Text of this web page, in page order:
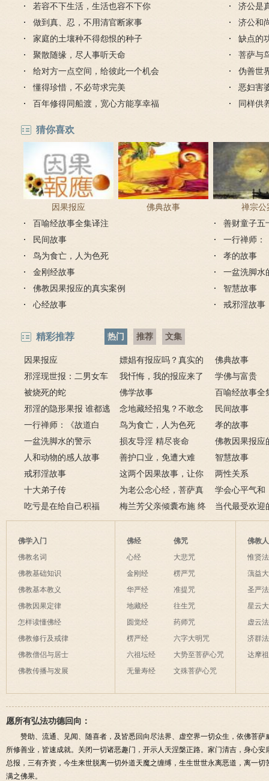
若容不下生活，生活也容不下你
做到真、忍，不用清官断家事
家庭的土壤种不得怨恨的种子
聚散随缘，尽人事听天命
给对方一点空间，给彼此一个机会
懂得珍惜，不必苛求完美
百年修得同船渡，宽心方能享幸福
济公是
济公和
缺点的
菩萨与
伪善世
恶妇害
同样供
猜你喜欢
因果报应 佛典故事
禅宗公
百喻经故事全集译注
善财童子五
民间故事
一行禅师：
鸟为食亡，人为色死
孝的故事
金刚经故事
一盆洗脚水
佛教因果报应的真实案例
智慧故事
心经故事
戒邪淫故事
精彩推荐 热门 推荐 文集
因果报应
嫖娼有报应吗？真实的
嫖娼报应
佛典故事
邪淫现世报：二男女车
上纵欲酿车祸被烧死
我忏悔，我的报应来了
－淫人妻者，妻淫人
学佛与富贵
被烧死的蛇
佛学故事
百喻经故事全
邪淫的隐形果报 谁都逃
不掉
念地藏经招鬼？不敢念
地藏经的请进来
民间故事
一行禅师：《故道白
云》
鸟为食亡，人为色死
孝的故事
一盆洗脚水的警示
损友导淫 精尽丧命
佛教因果报应
例
人和动物的感人故事 善护口业，免遭大难
智慧故事
戒邪淫故事
这两个因果故事，让你
了解什么是业障
两性关系
十大弟子传
为老公念心经，菩萨真
的加持为其开智慧了
学会心平气和
吃亏是在给自己积福
梅兰芳父亲倾囊布施 终
获善报
当代最受欢迎
师及其代表作
佛学入门
佛教名词
佛教基础知识
佛教基本教义
佛教因果定律
怎样读懂佛经
佛教修行及戒律
佛教僧侣与居士
佛教传播与发展
佛经
心经
金刚经
华严经
地藏经
圆觉经
楞严经
六祖坛经
无量寿经
佛咒
大悲咒
楞严咒
准提咒
往生咒
药师咒
六字大明咒
大势至菩萨心咒
文殊菩萨心咒
佛教
惟贤
蕅益
圣严
星云
虚云
济群
达摩
愿所有弘法功德回向：
赞助、流通、见闻、随喜者，及皆悉回向尽法界、虚空界一切众生，依佛菩
所修善业，皆速成就。关闭一切诸恶趣门，开示人天涅槃正路。家门清吉，身心
总报，三有齐资，今生来世脱离一切外道天魔之缠缚，生生世世永离恶道，离一
满之佛果。